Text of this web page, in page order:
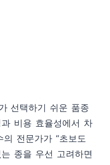
선택하기 쉬운 품종
비용 효율성에서 차
전문가가 “초보도
종을 우선 고려하면